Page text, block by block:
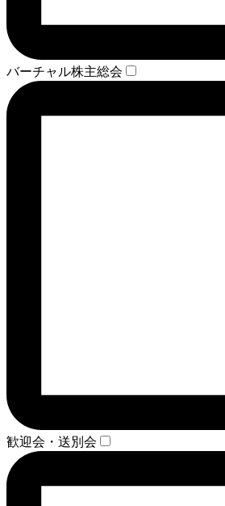
バーチャル株主総会
歓迎会・送別会